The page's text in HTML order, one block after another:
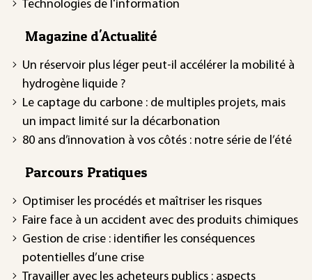
Technologies de l'information
Magazine d'Actualité
Un réservoir plus léger peut-il accélérer la mobilité à
hydrogène liquide ?
Le captage du carbone : de multiples projets, mais
un impact limité sur la décarbonation
80 ans d’innovation à vos côtés : notre série de l’été
Parcours Pratiques
Optimiser les procédés et maîtriser les risques
Faire face à un accident avec des produits chimiques
Gestion de crise : identifier les conséquences
potentielles d’une crise
Travailler avec les acheteurs publics : aspects